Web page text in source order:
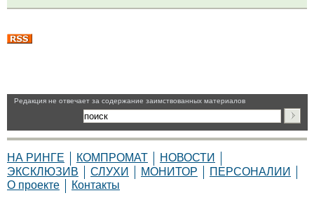
Pедакция не отвечает за содержание заимствованных материалов
НА РИНГЕ КОМПРОМАТ
НОВОСТИ
ЭКСКЛЮЗИВ
СЛУХИ МОНИТОР
ПЕРСОНАЛИИ
О проекте
Контакты